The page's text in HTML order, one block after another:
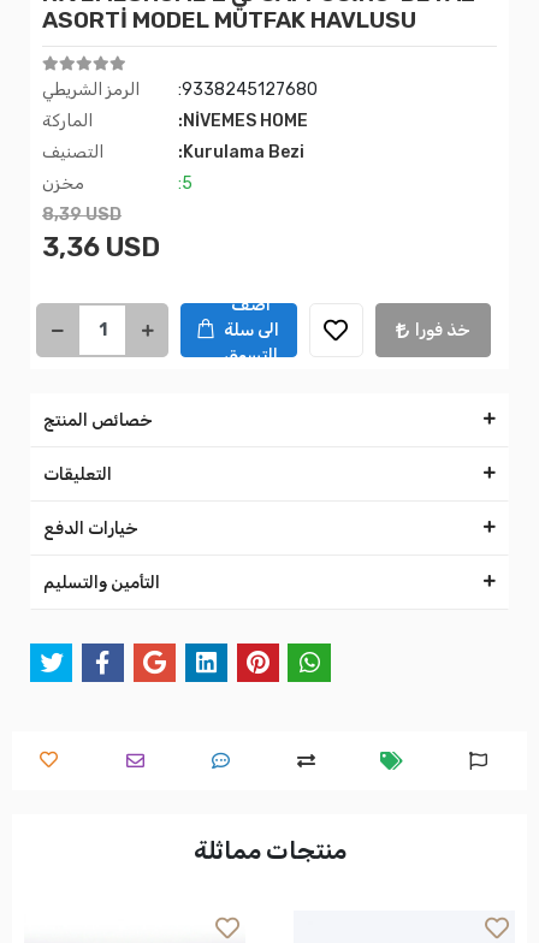
ASORTİ MODEL MUTFAK HAVLUSU
الرمز الشريطي
:9338245127680
الماركة
:NİVEMES HOME
التصنيف
:Kurulama Bezi
مخزن
:5
8,39 USD
3,36 USD
اضف
الى سلة
التسوق
خذ فورا
خصائص المنتج
التعليقات
خيارات الدفع
التأمين والتسليم
منتجات مماثلة